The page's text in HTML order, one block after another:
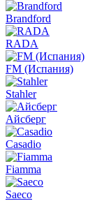
Brandford
RADA
FM (Испания)
Stahler
Айсберг
Casadio
Fiamma
Saeco